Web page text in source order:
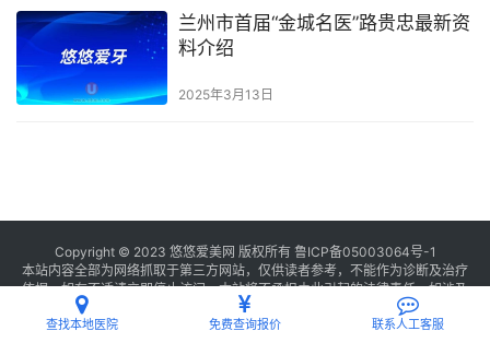
兰州市首届“金城名医”路贵忠最新资
料介绍
2025年3月13日
Copyright © 2023 悠悠爱美网 版权所有 鲁ICP备05003064号-1
本站内容全部为网络抓取于第三方网站，仅供读者参考，不能作为诊断及治疗
依据，如有不适请立即停止访问，本站将不承担由此引起的法律责任。如涉及
联系我们
查找本地医院 免费查询报价 联系人工客服